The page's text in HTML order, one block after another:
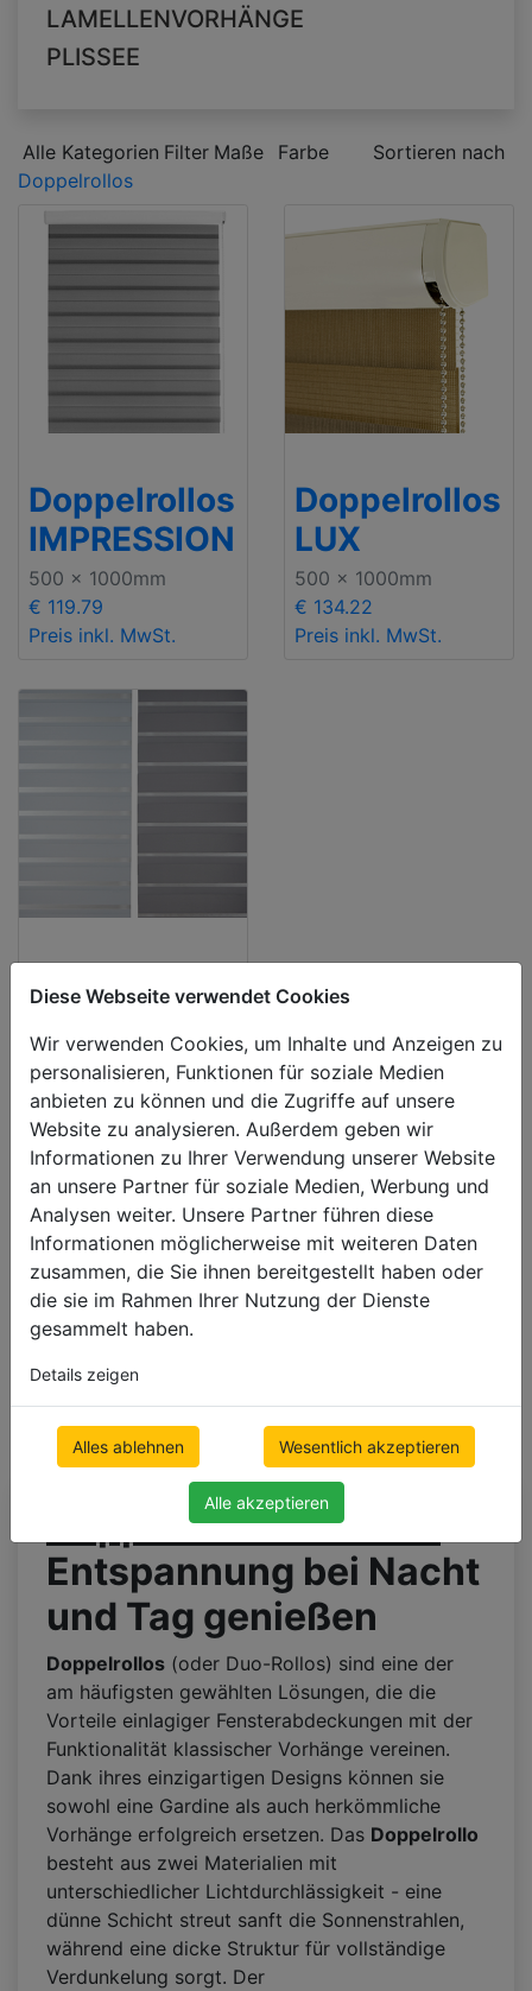
Diese Webseite verwendet Cookies
Wir verwenden Cookies, um Inhalte und Anzeigen zu
personalisieren, Funktionen für soziale Medien
anbieten zu können und die Zugriffe auf unsere
Website zu analysieren. Außerdem geben wir
Informationen zu Ihrer Verwendung unserer Website
an unsere Partner für soziale Medien, Werbung und
Analysen weiter. Unsere Partner führen diese
Informationen möglicherweise mit weiteren Daten
zusammen, die Sie ihnen bereitgestellt haben oder
die sie im Rahmen Ihrer Nutzung der Dienste
gesammelt haben.
Details zeigen
Alles ablehnen Wesentlich akzeptieren
Alle akzeptieren
LAMELLENVORHÄNGE
PLISSEE
Alle Kategorien Filter Maße Farbe
Sortieren nach
Doppelrollos
Doppelrollos
IMPRESSION
500 x 1000mm
€ 119.79
Preis inkl. MwSt.
Doppelrollos
LUX
500 x 1000mm
€ 134.22
Preis inkl. MwSt.
Doppelrollos
UNG
500 x 1000mm
€ 165.12
Preis inkl. MwSt.
Doppelte Innenrollos
Entspannung bei Nacht
und Tag genießen
Doppelrollos (oder Duo-Rollos) sind eine der
am häufigsten gewählten Lösungen, die die
Vorteile einlagiger Fensterabdeckungen mit der
Funktionalität klassischer Vorhänge vereinen.
Dank ihres einzigartigen Designs können sie
sowohl eine Gardine als auch herkömmliche
Vorhänge erfolgreich ersetzen. Das Doppelrollo
besteht aus zwei Materialien mit
unterschiedlicher Lichtdurchlässigkeit - eine
dünne Schicht streut sanft die Sonnenstrahlen,
während eine dicke Struktur für vollständige
Verdunkelung sorgt. Der